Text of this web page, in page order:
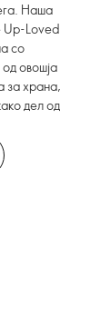
Наша
Up-Loved
со
овошја
за храна,
дел од